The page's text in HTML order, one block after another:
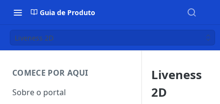
Guia de Produto
Liveness 2D
COMECE POR AQUI
Sobre o portal
Liveness
2D